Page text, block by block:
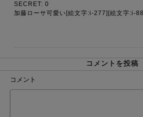
SECRET: 0
加藤ローサ可愛い[絵文字:i-277][絵文字:i-
コメントを投稿
コメント